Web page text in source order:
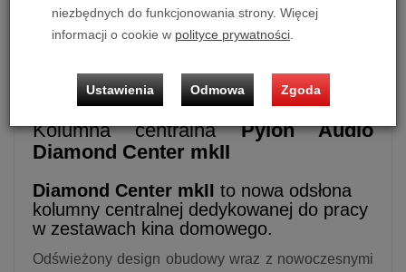
Możliwość zakupu produktu w bezpłatnym systemie
ratalnym0%na10, 20, 30 i 50 miesięcylub
Kolumna centralnaPylon Audio
Diamond Center mkII
Diamond Center mkII to nowa odsłona
kolumny centralnej dedykowanej do pracy
w zestawach kina domowego.
Odświeżony design obudowy wraz z nowoczesnymi
niezbędnych do funkcjonowania strony. Więcej
informacji o cookie w polityce prywatności.
Ustawienia Odmowa Zgoda